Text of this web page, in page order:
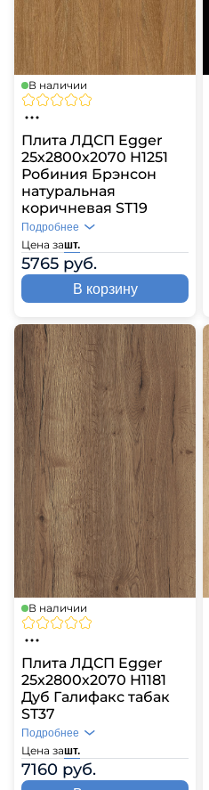
В наличии
Плита ЛДСП Egger
25х2800х2070 H1251
Робиния Брэнсон
натуральная
коричневая ST19
Цена зашт.
5765 руб.
Подробнее
В корзину
В наличии
Плита ЛДСП Egger
25х2800х2070 H1181
Дуб Галифакс табак
ST37
Цена зашт.
7160 руб.
Подробнее